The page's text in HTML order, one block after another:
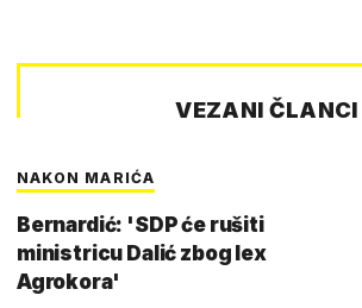
VEZANI ČLANCI
NAKON MARIĆA
Bernardić: 'SDP će rušiti
ministricu Dalić zbog lex
Agrokora'